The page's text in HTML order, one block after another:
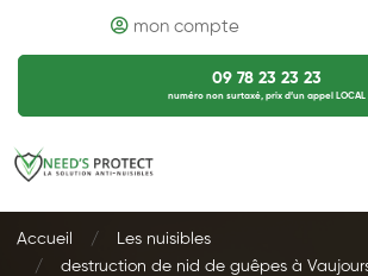
mon compte
09 78 23 23 23
numéro non surtaxé, prix d’un appel LOCAL
Accueil
Les nuisibles
destruction de nid de guêpes à